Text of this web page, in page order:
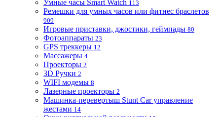
Умные часы Smart Watch 113
Ремешки для умных часов или фитнес браслетов
909
Игровые приставки, джостики, геймпады 80
Фотоаппараты 23
GPS треккеры 12
Массажеры 4
Проекторы 2
3D Ручки 2
WIFI модемы 8
Лазерные проекторы 2
Машинка-перевертыш Stunt Car управление
жестами 14